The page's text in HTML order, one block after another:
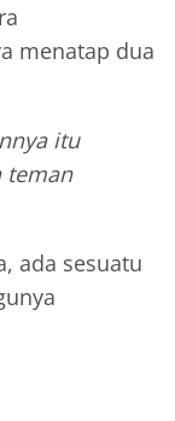
menatap dua
itu
teman
ada sesuatu